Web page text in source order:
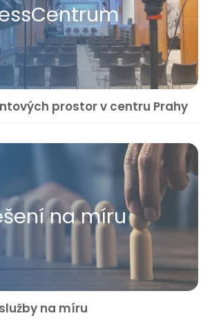
prostor v centru Prahy
na míru
na míru